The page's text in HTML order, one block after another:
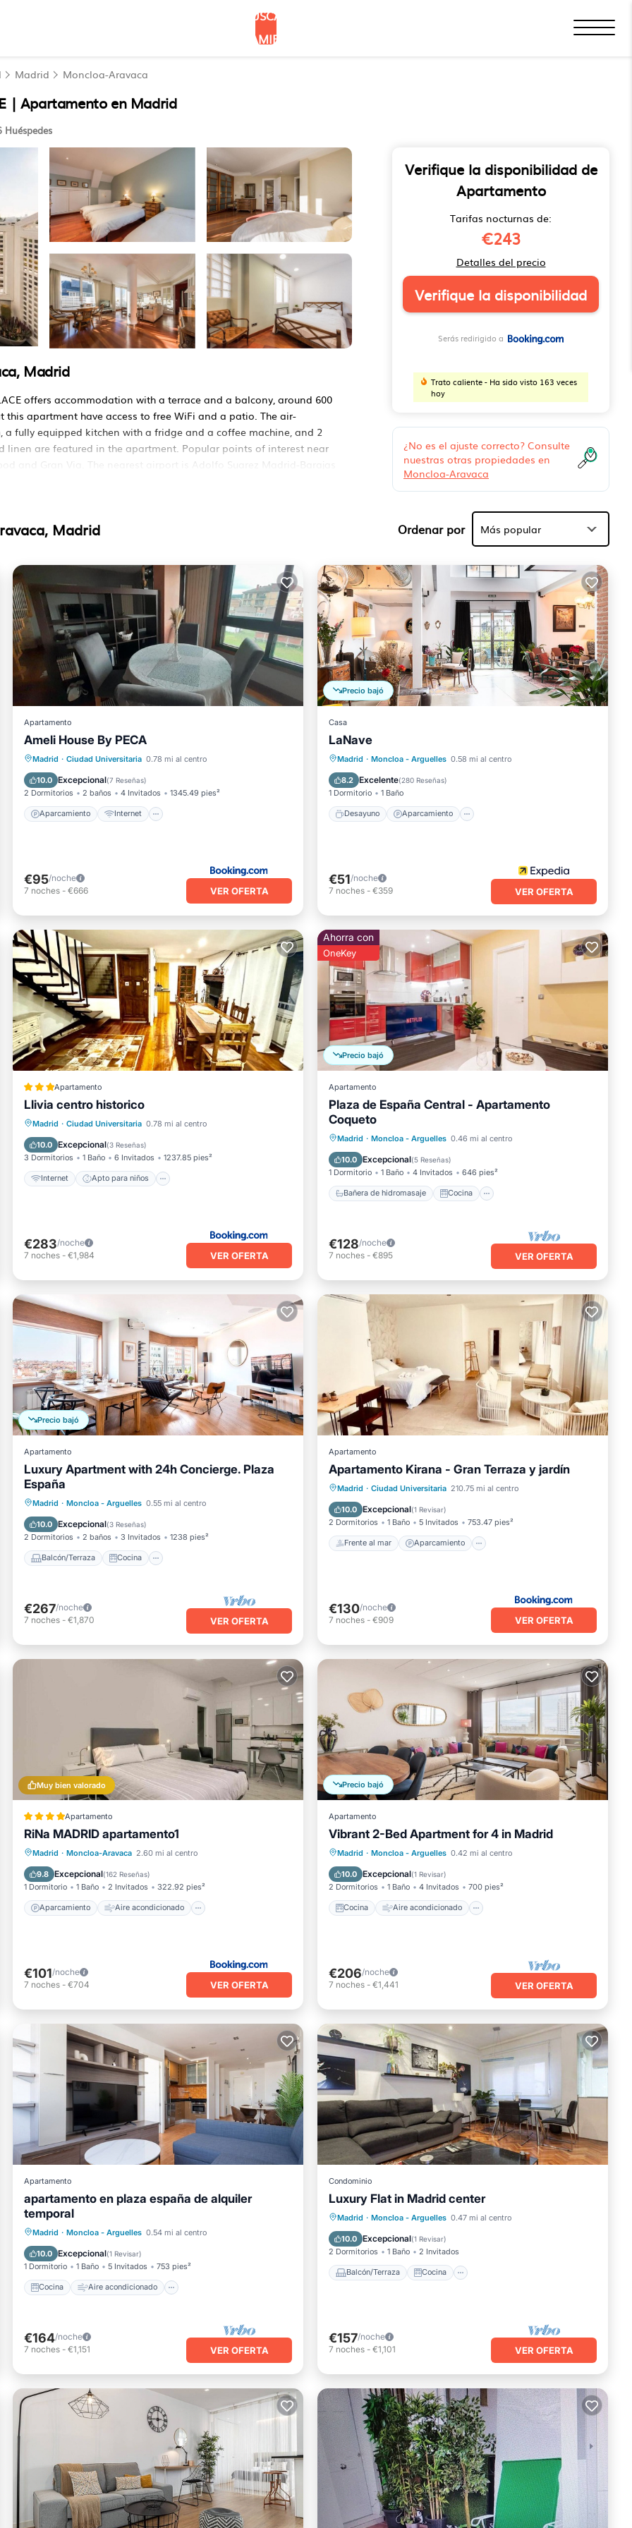
BUSCAR
ALOJAMIENTOS
Madrid Moncloa-Aravaca
| Apartamento en Madrid
Huéspedes
Madrid
offers accommodation with a terrace and a balcony, around 600
apartment have access to free WiFi and a patio. The air-
fully equipped kitchen with a fridge and a coffee machine, and 2
are featured in the apartment. Popular points of interest near
and Gran Via. The nearest airport is Adolfo Suarez Madrid-Barajas
Tiene varias comodidades que garantizarían su comodidad.
accesible, Balcón/Terraza, y varios otros. Esta es una propiedad
para su próxima visita, Seguramente te encantará.
Apartamento Si desea obtener más información sobre este
son proporcionados por nuestro socio, Booking.com.
está bien equipado y tiene todo Instalaciones que se han enumerado
por Booking.com para la lista "LUXURY DUPLEX
detalles compartidos y somos considerados "precisos". Si tiene alguna
Apartamento, por favor déjanos saber.
Verifique la disponibilidad de
Apartamento
Tarifas nocturnas de:
€243
Detalles del precio
Verifique la disponibilidad
Serás redirigido a
Trato caliente - Ha sido visto 163 veces
hoy
¿No es el ajuste correcto? Consulte
nuestras otras propiedades en
Moncloa-Aravaca
Madrid Ordenar por Más popular
Apartamento
Ameli House By PECA
Madrid · Ciudad Universitaria 0.78 mi al centro
10.0 Excepcional(7 Reseñas)
2 Dormitorios 2 baños 4 Invitados 1345.49 pies²
Aparcamiento Internet
Aparcamiento
Internet
Apto para niños
€95/noche
7 noches - €666 VER OFERTA
Precio bajó
Casa
LaNave
Madrid · Moncloa - Arguelles 0.58 mi al centro
8.2 Excelente(280 Reseñas)
1 Dormitorio 1 Baño
Desayuno Aparcamiento
Desayuno
Aparcamiento
Balcón/Terraza
€51/noche
7 noches - €359 VER OFERTA
Apartamento
Llivia centro historico
Madrid · Ciudad Universitaria 0.78 mi al centro
10.0 Excepcional(3 Reseñas)
3 Dormitorios 1 Baño 6 Invitados 1237.85 pies²
Internet Apto para niños
Internet
Apto para niños
Deportes/Actividades
Seguridad/Protección
€283/noche
7 noches - €1,984 VER OFERTA
Precio bajó
Ahorra con
OneKey
Apartamento
Plaza de España Central - Apartamento
Coqueto
Madrid · Moncloa - Arguelles 0.46 mi al centro
10.0 Excepcional(5 Reseñas)
1 Dormitorio 1 Baño 4 Invitados 646 pies²
Bañera de hidromasaje Cocina
Bañera de hidromasaje
Cocina
Aire acondicionado
€128/noche
7 noches - €895 VER OFERTA
Precio bajó
Apartamento
Luxury Apartment with 24h Concierge. Plaza
España
Madrid · Moncloa - Arguelles 0.55 mi al centro
10.0 Excepcional(3 Reseñas)
2 Dormitorios 2 baños 3 Invitados 1238 pies²
Balcón/Terraza Cocina
Balcón/Terraza
Cocina
Aire acondicionado
€267/noche
7 noches - €1,870 VER OFERTA
Apartamento
Apartamento Kirana - Gran Terraza y jardín
Madrid · Ciudad Universitaria 210.75 mi al centro
10.0 Excepcional(1 Revisar)
2 Dormitorios 1 Baño 5 Invitados 753.47 pies²
Frente al mar Aparcamiento
Frente al mar
Aparcamiento
Vista al mar
€130/noche
7 noches - €909 VER OFERTA
Muy bien valorado
Apartamento
RiNa MADRID apartamento1
Madrid · Moncloa-Aravaca 2.60 mi al centro
9.8 Excepcional(162 Reseñas)
1 Dormitorio 1 Baño 2 Invitados 322.92 pies²
Aparcamiento Aire acondicionado
Aparcamiento
Aire acondicionado
Internet
Seguridad/Protección
€101/noche
7 noches - €704 VER OFERTA
Precio bajó
Apartamento
Vibrant 2-Bed Apartment for 4 in Madrid
Madrid · Moncloa - Arguelles 0.42 mi al centro
10.0 Excepcional(1 Revisar)
2 Dormitorios 1 Baño 4 Invitados 700 pies²
Cocina Aire acondicionado
Cocina
Aire acondicionado
Apto para niños
Accesible en silla de ruedas
€206/noche
7 noches - €1,441 VER OFERTA
Apartamento
apartamento en plaza españa de alquiler
temporal
Madrid · Moncloa - Arguelles 0.54 mi al centro
10.0 Excepcional(1 Revisar)
1 Dormitorio 1 Baño 5 Invitados 753 pies²
Cocina Aire acondicionado
Cocina Aire acondicionado
Apto para niños
€164/noche
7 noches - €1,151 VER OFERTA
Condominio
Luxury Flat in Madrid center
Madrid · Moncloa - Arguelles 0.47 mi al centro
10.0 Excepcional(1 Revisar)
2 Dormitorios 1 Baño 2 Invitados
Balcón/Terraza Cocina
Balcón/Terraza
Cocina
Aire acondicionado
€157/noche
7 noches - €1,101 VER OFERTA